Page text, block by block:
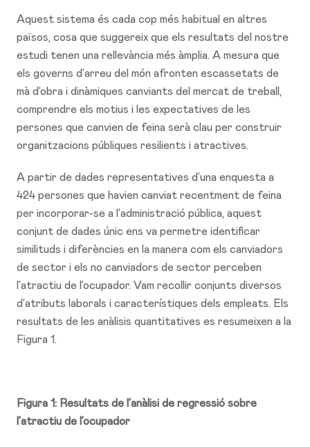
Aquest sistema és cada cop més habitual en altres
països, cosa que suggereix que els resultats del nostre
estudi tenen una rellevància més àmplia. A mesura que
els governs d’arreu del món afronten escassetats de
mà d’obra i dinàmiques canviants del mercat de treball,
comprendre els motius i les expectatives de les
persones que canvien de feina serà clau per construir
organitzacions públiques resilients i atractives.
A partir de dades representatives d’una enquesta a
424 persones que havien canviat recentment de feina
per incorporar-se a l’administració pública, aquest
conjunt de dades únic ens va permetre identificar
similituds i diferències en la manera com els canviadors
de sector i els no canviadors de sector perceben
l’atractiu de l’ocupador. Vam recollir conjunts diversos
d’atributs laborals i característiques dels empleats. Els
resultats de les anàlisis quantitatives es resumeixen a la
Figura 1.
Figura 1: Resultats de l’anàlisi de regressió sobre
l’atractiu de l’ocupador